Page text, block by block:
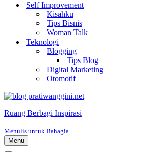
Self Improvement
Kisahku
Tips Bisnis
Woman Talk
Teknologi
Blogging
Tips Blog
Digital Marketing
Otomotif
Ruang Berbagi Inspirasi
Menulis untuk Bahagia
Menu
Menu